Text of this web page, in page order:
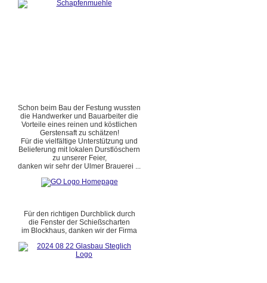
Schon beim Bau der Festung wussten
die Handwerker und Bauarbeiter die
Vorteile eines reinen und köstlichen
Gerstensaft zu schätzen!
Für die vielfältige Unterstützung und
Belieferung mit lokalen Durstlöschern
zu unserer Feier,
danken wir sehr der Ulmer Brauerei ...
Für den richtigen Durchblick durch
die Fenster der Schießscharten
im Blockhaus, danken wir der Firma